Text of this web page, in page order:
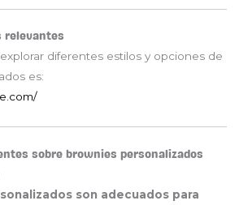
relevantes
diferentes estilos y opciones de
es:
sobre brownies personalizados
son adecuados para